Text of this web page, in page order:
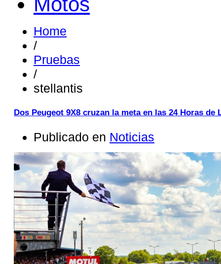
Home
/
Pruebas
/
stellantis
Dos Peugeot 9X8 cruzan la meta en las 24 Horas de
Publicado en Noticias